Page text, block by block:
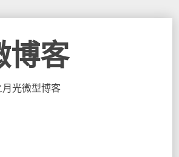
博客
月光微型博客